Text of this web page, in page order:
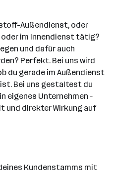
Außendienst, oder
oder im Innendienst tätig?
und dafür auch
Perfekt. Bei uns wird
du gerade im Außendienst
Bei uns gestaltest du
eigenes Unternehmen –
und direkter Wirkung auf
Kundenstamms mit